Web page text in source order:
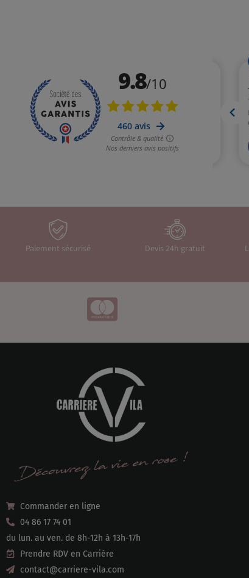
Paiement sécurisé Devis 24h gratuit
Commander en ligne
04 86 17 74 01
du lun. au ven. de 8h-12h à 13h-17h
Prendre RDV en Carrière
contact@carriere-vila.com